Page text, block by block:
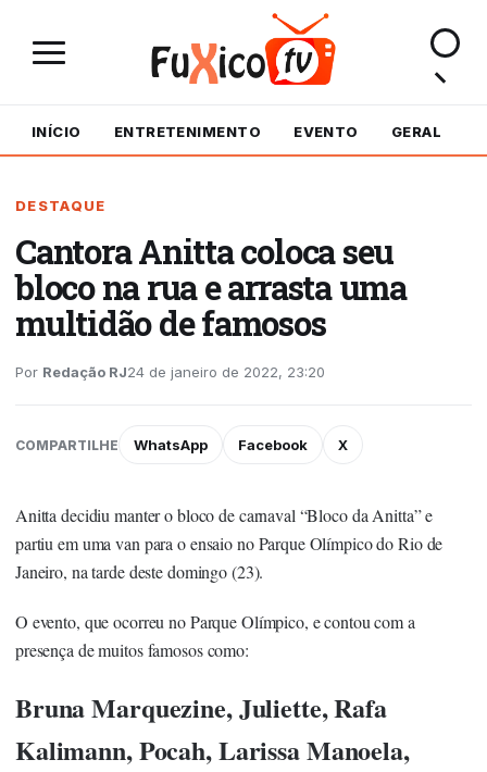
INÍCIO ENTRETENIMENTO EVENTO GERAL
DESTAQUE
Cantora Anitta coloca seu
bloco na rua e arrasta uma
multidão de famosos
Por Redação RJ24 de janeiro de 2022, 23:20
COMPARTILHE WhatsApp Facebook X
Anitta decidiu manter o bloco de carnaval “Bloco da Anitta” e
partiu em uma van para o ensaio no Parque Olímpico do Rio de
Janeiro, na tarde deste domingo (23).
O evento, que ocorreu no Parque Olímpico, e contou com a
presença de muitos famosos como:
Bruna Marquezine, Juliette, Rafa
Kalimann, Pocah, Larissa Manoela,